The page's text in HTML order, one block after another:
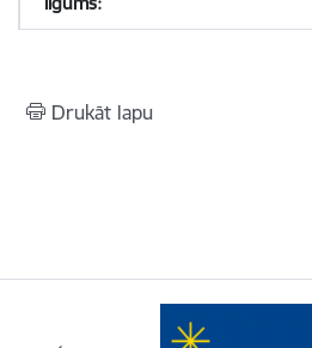
Drukāt lapu